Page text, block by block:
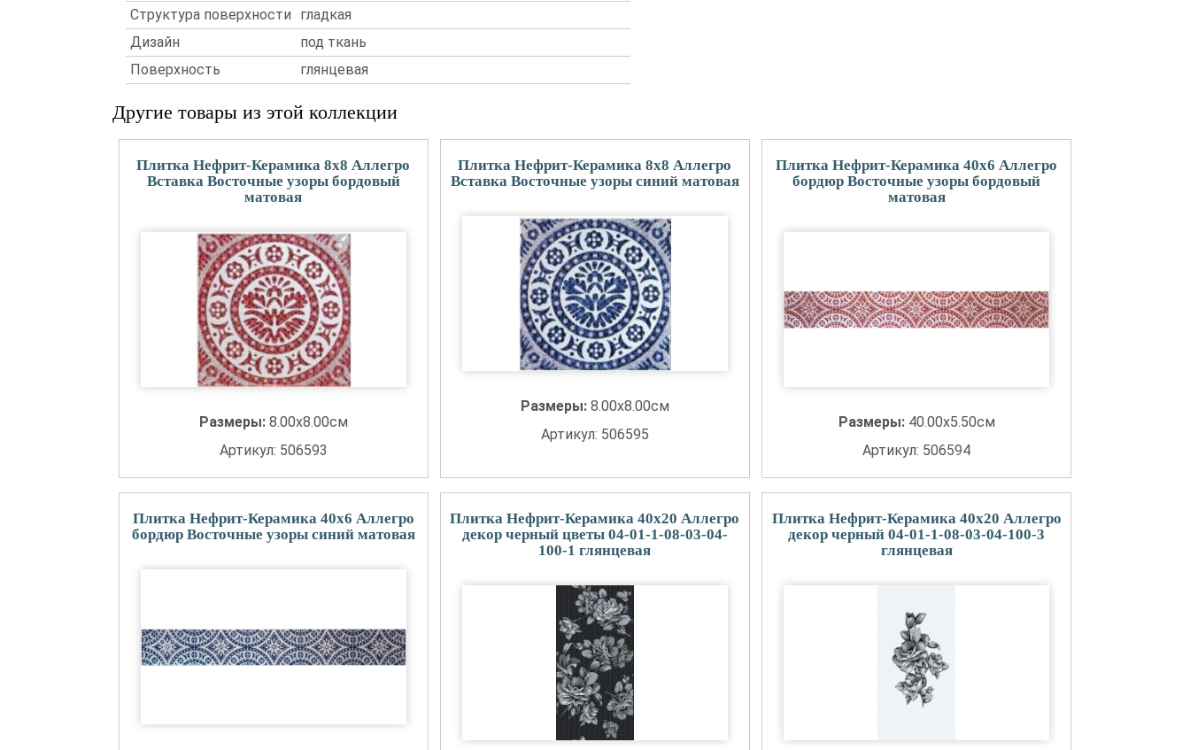
Структура поверхности
гладкая
Дизайн
под ткань
Поверхность
глянцевая
Другие товары из этой коллекции
Плитка Нефрит-Керамика 8x8 Аллегро
Вставка Восточные узоры бордовый
матовая
Размеры: 8.00x8.00см
Артикул: 506593
Плитка Нефрит-Керамика 8x8 Аллегро
Вставка Восточные узоры синий матовая
Размеры: 8.00x8.00см
Артикул: 506595
Плитка Нефрит-Керамика 40x6 Аллегро
бордюр Восточные узоры бордовый
матовая
Размеры: 40.00x5.50см
Артикул: 506594
Плитка Нефрит-Керамика 40x6 Аллегро
бордюр Восточные узоры синий матовая
Плитка Нефрит-Керамика 40x20 Аллегро
декор черный цветы 04-01-1-08-03-04-
100-1 глянцевая
Плитка Нефрит-Керамика 40x20 Аллегро
декор черный 04-01-1-08-03-04-100-3
глянцевая